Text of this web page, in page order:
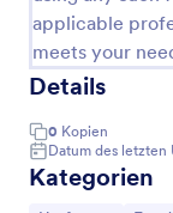
applicable
meets your
Details
0 Kopien
Datum des letzten
Kategorien